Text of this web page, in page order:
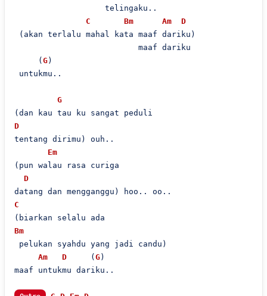
                   telingaku..
C
Bm Am
D
(akan terlalu mahal kata maaf dariku)
                          maaf dariku
     (
G)
untukmu..
G
D
tentang dirimu) ouh..
Em
(pun walau rasa curiga
D
C
Bm
pelukan syahdu yang jadi candu)
Am
D
     (
G)
maaf untukmu dariku..